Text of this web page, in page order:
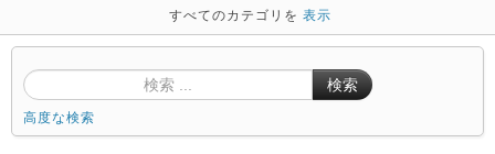
すべてのカテゴリを 表示
検索
高度な検索